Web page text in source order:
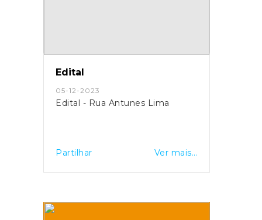
Edital
05-12-2023
Edital - Rua Antunes Lima
Partilhar Ver mais...